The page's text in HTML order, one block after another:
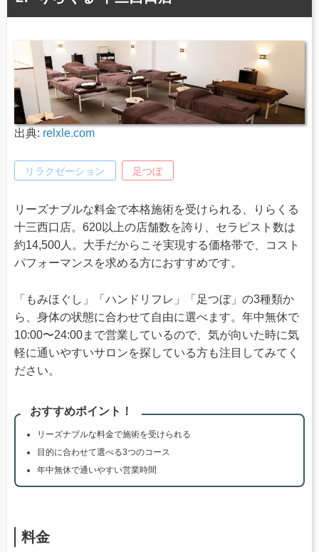
出典: relxle.com
リラクゼーション 足つぼ
リーズナブルな料金で本格施術を受けられる、りらくる
十三西口店。620以上の店舗数を誇り、セラピスト数は
約14,500人。大手だからこそ実現する価格帯で、コスト
パフォーマンスを求める方におすすめです。
「もみほぐし」「ハンドリフレ」「足つぼ」の3種類か
ら、身体の状態に合わせて自由に選べます。年中無休で
10:00〜24:00まで営業しているので、気が向いた時に気
軽に通いやすいサロンを探している方も注目してみてく
ださい。
おすすめポイント！
リーズナブルな料金で施術を受けられる
目的に合わせて選べる3つのコース
年中無休で通いやすい営業時間
料金